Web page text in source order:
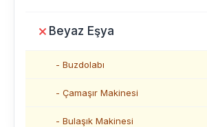
Beyaz Eşya
- Buzdolabı
- Çamaşır Makinesi
- Bulaşık Makinesi